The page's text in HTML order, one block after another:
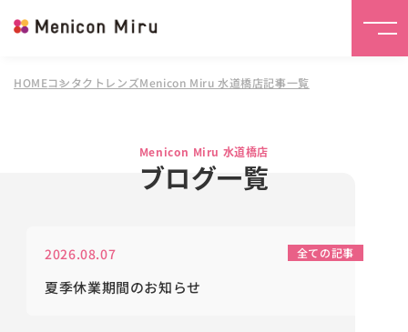
HOMEコンタクトレンズMenicon Miru 水道橋店記事一覧
Menicon Miru 水道橋店
ブログ一覧
2026.08.07 全ての記事
夏季休業期間のお知らせ